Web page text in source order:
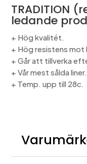
TRADITION
ledande
+ Hög kvalitét.
+ Hög resistens mot
+ Går att tillverka
+ Vår mest sålda liner.
+ Temp. upp till 28c.